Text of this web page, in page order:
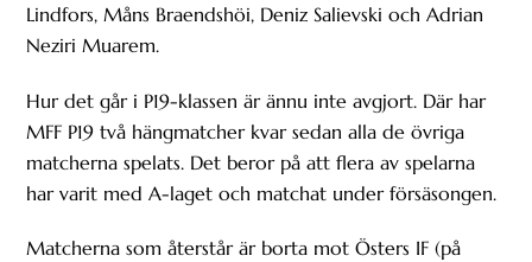
Lindfors, Måns Braendshöi, Deniz Salievski och Adrian
Neziri Muarem.
Hur det går i P19-klassen är ännu inte avgjort. Där har
MFF P19 två hängmatcher kvar sedan alla de övriga
matcherna spelats. Det beror på att flera av spelarna
har varit med A-laget och matchat under försäsongen.
Matcherna som återstår är borta mot Östers IF (på